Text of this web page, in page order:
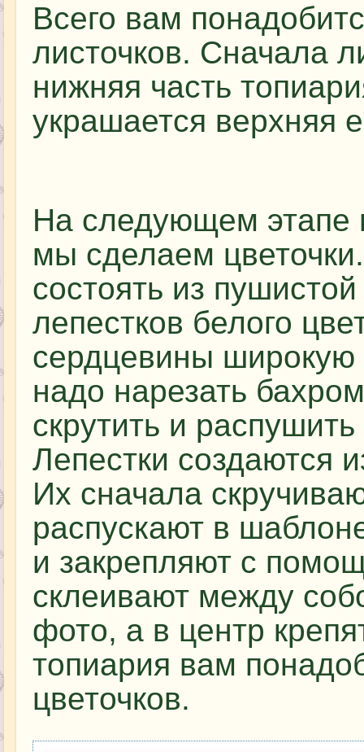
Всего вам
листочков. Сначала
нижняя часть
украшается верхняя
На следующем этапе
мы сделаем
состоять из
лепестков белого
сердцевины широкую
надо нарезать
скрутить и
Лепестки создаются
Их сначала
распускают в
и закрепляют с
склеивают между
фото, а в центр
топиария вам
цветочков.